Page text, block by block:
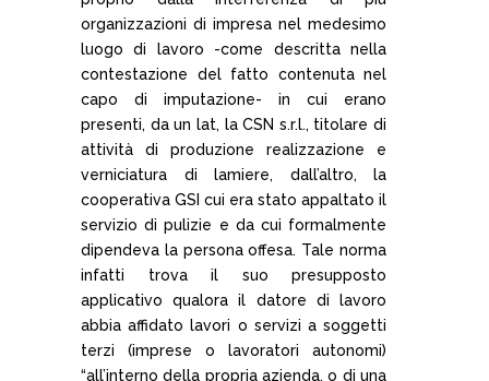
organizzazioni di impresa nel medesimo
luogo di lavoro -come descritta nella
contestazione del fatto contenuta nel
capo di imputazione- in cui erano
presenti, da un lat, la CSN s.r.l., titolare di
attività di produzione realizzazione e
verniciatura di lamiere, dall’altro, la
cooperativa GSI cui era stato appaltato il
servizio di pulizie e da cui formalmente
dipendeva la persona offesa. Tale norma
infatti trova il suo presupposto
applicativo qualora il datore di lavoro
abbia affidato lavori o servizi a soggetti
terzi (imprese o lavoratori autonomi)
“all’interno della propria azienda, o di una